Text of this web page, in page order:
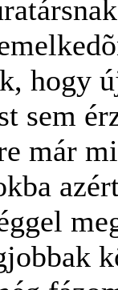
hogy
sem
már